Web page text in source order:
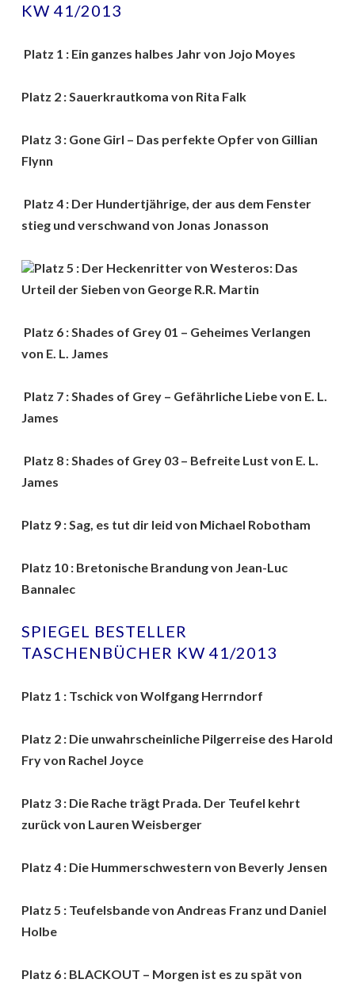
KW 41/2013
Platz 1 : Ein ganzes halbes Jahr von Jojo Moyes
Platz 2 : Sauerkrautkoma von Rita Falk
Platz 3 : Gone Girl – Das perfekte Opfer von Gillian
Flynn
Platz 4 : Der Hundertjährige, der aus dem Fenster
stieg und verschwand von Jonas Jonasson
Platz 5 : Der Heckenritter von Westeros: Das
Urteil der Sieben von George R.R. Martin
Platz 6 : Shades of Grey 01 – Geheimes Verlangen
von E. L. James
Platz 7 : Shades of Grey – Gefährliche Liebe von E. L.
James
Platz 8 : Shades of Grey 03 – Befreite Lust von E. L.
James
Platz 9 : Sag, es tut dir leid von Michael Robotham
Platz 10 : Bretonische Brandung von Jean-Luc
Bannalec
SPIEGEL BESTELLER
TASCHENBÜCHER KW 41/2013
Platz 1 : Tschick von Wolfgang Herrndorf
Platz 2 : Die unwahrscheinliche Pilgerreise des Harold
Fry von Rachel Joyce
Platz 3 : Die Rache trägt Prada. Der Teufel kehrt
zurück von Lauren Weisberger
Platz 4 : Die Hummerschwestern von Beverly Jensen
Platz 5 : Teufelsbande von Andreas Franz und Daniel
Holbe
Platz 6 : BLACKOUT – Morgen ist es zu spät von